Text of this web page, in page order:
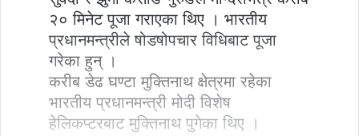
२० मिनेट पूजा गराएका थिए । भारतीय
प्रधानमन्त्रीले षोडषोपचार विधिबाट पूजा
गरेका हुन् ।
करीब डेढ घण्टा मुक्तिनाथ क्षेत्रमा रहेका
भारतीय प्रधानमन्त्री मोदी विशेष
हेलिकप्टरबाट मुक्तिनाथ पुगेका थिए ।